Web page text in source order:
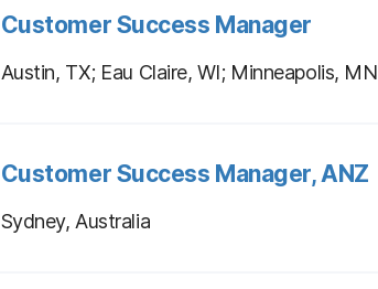
Customer Success Manager
Austin, TX; Eau Claire, WI; Minneapolis, MN
Customer Success Manager, ANZ
Sydney, Australia